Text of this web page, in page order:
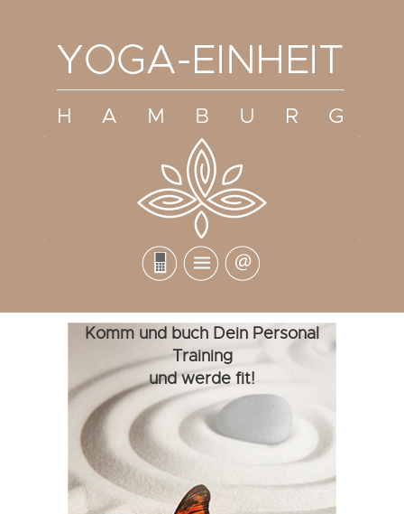
Komm und buch Dein Personal
Training
und werde fit!